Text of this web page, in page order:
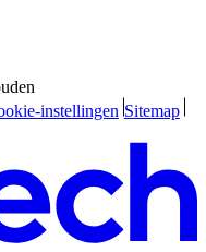
instellingen Sitemap